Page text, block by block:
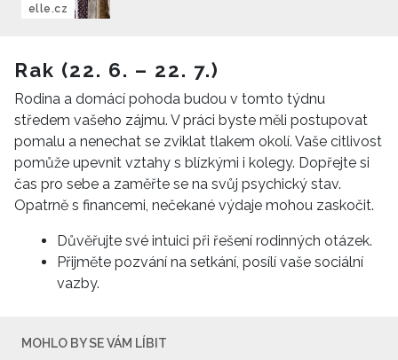
elle.cz
Rak (22. 6. – 22. 7.)
Rodina a domácí pohoda budou v tomto týdnu
středem vašeho zájmu. V práci byste měli postupovat
pomalu a nenechat se zviklat tlakem okolí. Vaše citlivost
pomůže upevnit vztahy s blízkými i kolegy. Dopřejte si
čas pro sebe a zaměřte se na svůj psychický stav.
Opatrně s financemi, nečekané výdaje mohou zaskočit.
Důvěřujte své intuici při řešení rodinných otázek.
Přijměte pozvání na setkání, posílí vaše sociální
vazby.
MOHLO BY SE VÁM LÍBIT